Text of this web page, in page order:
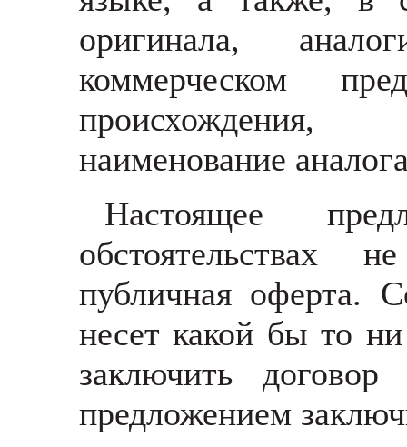
оригинала,
коммерческом
происхождения,
наименование
Настоящее
обстоятельствах
публичная оферта.
несет какой бы то
заключить
предложением